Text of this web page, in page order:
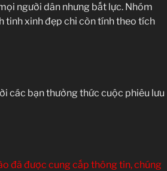
người dân nhưng bất lực. Nhóm
tinh xinh đẹp chỉ còn tính theo tích
các bạn thưởng thức cuộc phiêu lưu
đã được cung cấp thông tin, chúng